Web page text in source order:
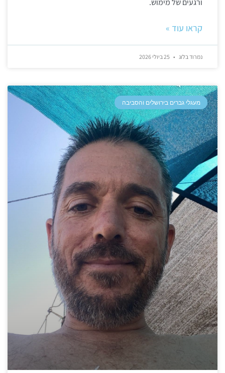
ורגעים של מימוש.
קראו עוד »
נמרוד בלוג
מעגלי גברים בירושלים והסביבה